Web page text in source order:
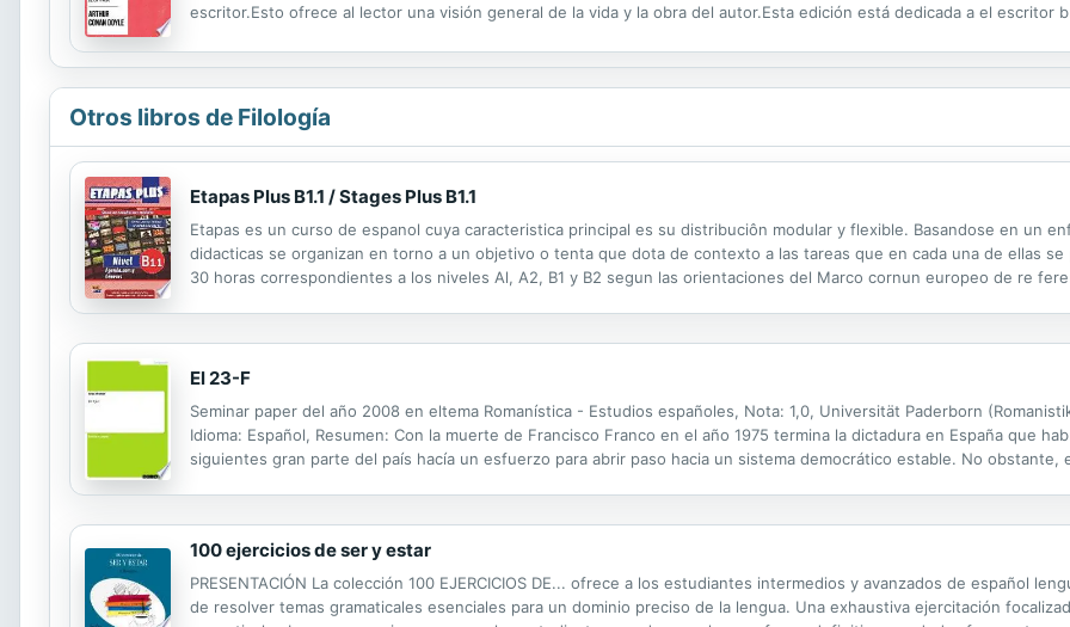
escritor.Esto ofrece al lector una visión general de la vida y la obra del autor.Esta edición está dedicada a el escritor
Otros libros de Filología
Etapas Plus B1.1 / Stages Plus B1.1
Etapas es un curso de espanol cuya caracteristica principal es su distribuciôn modular y flexible. Basandose en un
didacticas se organizan en torno a un objetivo o tenta que dota de contexto a las tareas que en cada una de ellas
30 horas correspondientes a los niveles Al, A2, B1 y B2 segun las orientaciones del Marco cornun europeo de re
El 23-F
Seminar paper del año 2008 en eltema Romanística - Estudios españoles, Nota: 1,0, Universität Paderborn
Idioma: Español, Resumen: Con la muerte de Francisco Franco en el año 1975 termina la dictadura en España que
siguientes gran parte del país hacía un esfuerzo para abrir paso hacia un sistema democrático estable. No
100 ejercicios de ser y estar
PRESENTACIÓN La colección 100 EJERCICIOS DE... ofrece a los estudiantes intermedios y avanzados de español
de resolver temas gramaticales esenciales para un dominio preciso de la lengua. Una exhaustiva ejercitación